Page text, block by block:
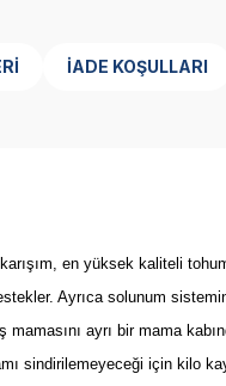
İADE KOŞULLARI
en yüksek kaliteli
Ayrıca solunum
ayrı bir mama
sindirilemeyeceği için kilo